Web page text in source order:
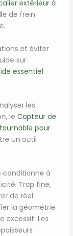
extérieur à
de frein
et éviter
sur
essentiel
les
le Capteur de
pour
un outil
conditionne à
Trop fine,
de réel
la géométrie
excessif. Les